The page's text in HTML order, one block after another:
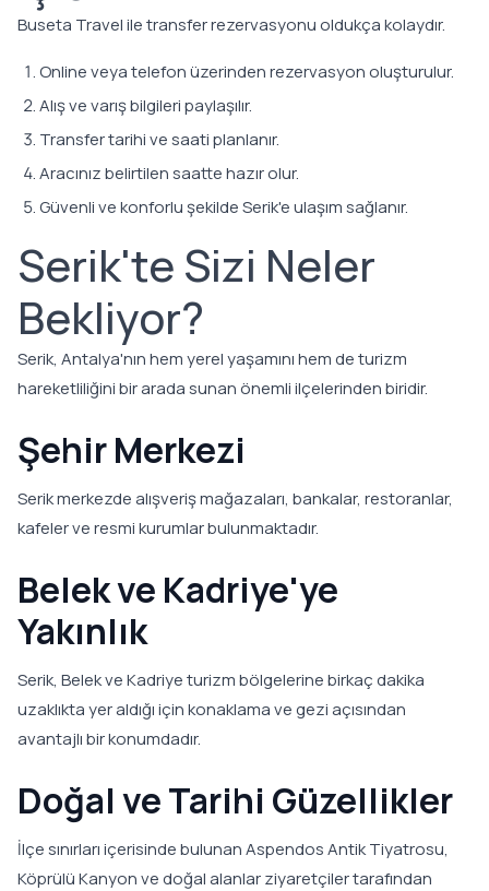
Buseta Travel ile transfer rezervasyonu oldukça kolaydır.
Online veya telefon üzerinden rezervasyon oluşturulur.
Alış ve varış bilgileri paylaşılır.
Transfer tarihi ve saati planlanır.
Aracınız belirtilen saatte hazır olur.
Güvenli ve konforlu şekilde Serik'e ulaşım sağlanır.
Serik'te Sizi Neler
Bekliyor?
Serik, Antalya'nın hem yerel yaşamını hem de turizm
hareketliliğini bir arada sunan önemli ilçelerinden biridir.
Şehir Merkezi
Serik merkezde alışveriş mağazaları, bankalar, restoranlar,
kafeler ve resmi kurumlar bulunmaktadır.
Belek ve Kadriye'ye
Yakınlık
Serik, Belek ve Kadriye turizm bölgelerine birkaç dakika
uzaklıkta yer aldığı için konaklama ve gezi açısından
avantajlı bir konumdadır.
Doğal ve Tarihi Güzellikler
İlçe sınırları içerisinde bulunan Aspendos Antik Tiyatrosu,
Köprülü Kanyon ve doğal alanlar ziyaretçiler tarafından